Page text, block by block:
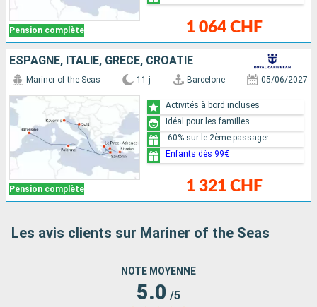
Pension complète 1 064 CHF
ESPAGNE, ITALIE, GRÈCE, CROATIE
Pension complète
Mariner of the Seas 11 j Barcelone 05/06/2027
1 321 CHF
Activités à bord incluses
Idéal pour les familles
-60% sur le 2ème passager
Enfants dès 99€
Les avis clients sur Mariner of the Seas
NOTE MOYENNE
5.0 /5